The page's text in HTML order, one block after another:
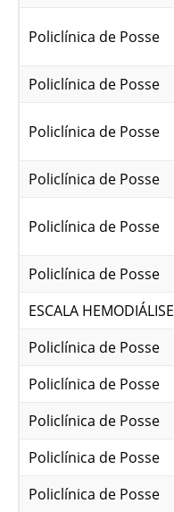
Policlínica de Posse
Policlínica de Posse
Policlínica de Posse
Policlínica de Posse
Policlínica de Posse
Policlínica de Posse
ESCALA HEMODIÁLISE
Policlínica de Posse
Policlínica de Posse
Policlínica de Posse
Policlínica de Posse
Policlínica de Posse